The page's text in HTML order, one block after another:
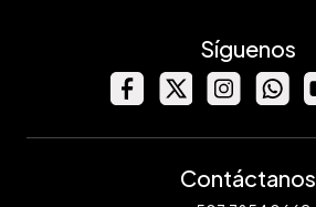
Síguenos
Contáctanos